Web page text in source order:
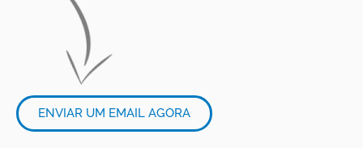
ENVIAR UM EMAIL AGORA